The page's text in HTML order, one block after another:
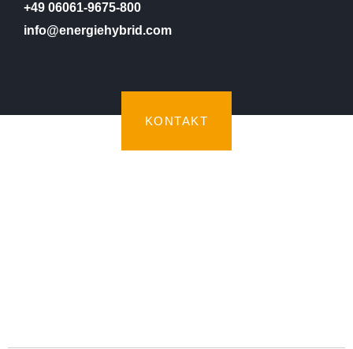
+49 06061-9675-800
info@energiehybrid.com
KONTAKT